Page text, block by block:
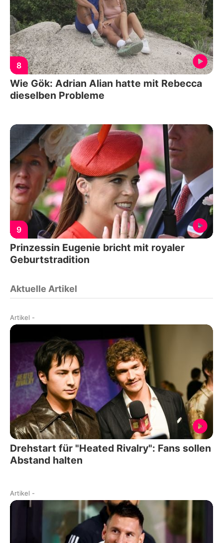
8
Wie Gök: Adrian Alian hatte mit Rebecca
dieselben Probleme
9
Prinzessin Eugenie bricht mit royaler
Geburtstradition
Aktuelle Artikel
Artikel -
Drehstart für "Heated Rivalry": Fans sollen
Abstand halten
Artikel -